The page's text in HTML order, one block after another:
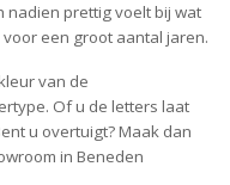
nadien prettig voelt bij wat
een groot aantal jaren.
van de
Of u de letters laat
u overtuigt? Maak dan
in Beneden